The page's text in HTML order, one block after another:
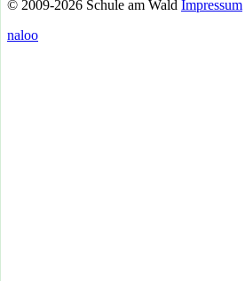
© 2009-2026 Schule am Wald Impressum
naloo